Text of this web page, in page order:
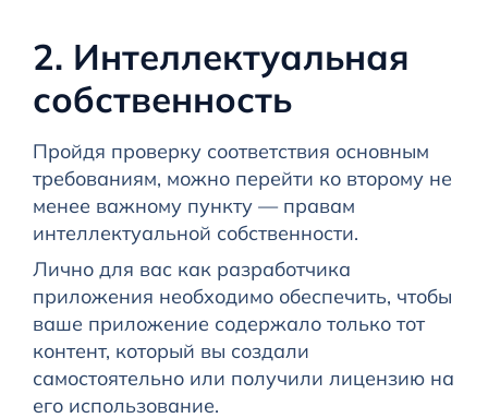
2. Интеллектуальная
собственность
Пройдя проверку соответствия основным
требованиям, можно перейти ко второму не
менее важному пункту — правам
интеллектуальной собственности.
Лично для вас как разработчика
приложения необходимо обеспечить, чтобы
ваше приложение содержало только тот
контент, который вы создали
самостоятельно или получили лицензию на
его использование.